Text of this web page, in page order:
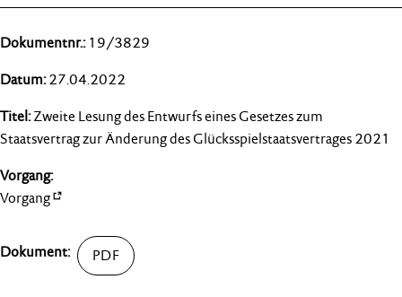
19/3829
27.04.2022
Zweite Lesung des Entwurfs eines Gesetzes zum
Staatsvertrag zur Änderung des Glücksspielstaatsvertrages 2021
Vorgang